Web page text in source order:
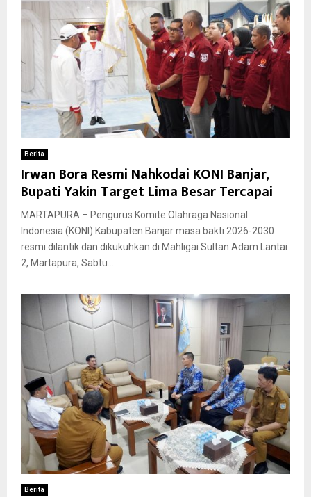
Berita
Irwan Bora Resmi Nahkodai KONI Banjar,
Bupati Yakin Target Lima Besar Tercapai
MARTAPURA – Pengurus Komite Olahraga Nasional
Indonesia (KONI) Kabupaten Banjar masa bakti 2026-2030
resmi dilantik dan dikukuhkan di Mahligai Sultan Adam Lantai
2, Martapura, Sabtu...
Berita